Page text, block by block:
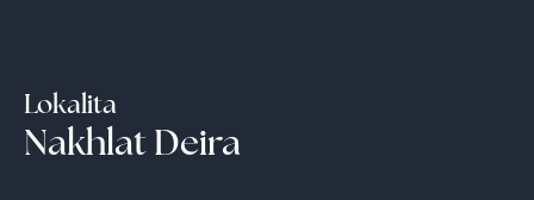
Lokalita
Nakhlat Deira